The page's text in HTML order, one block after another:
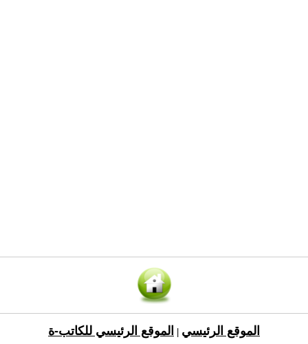
الموقع الرئيسي الموقع الرئيسي للكاتب-ة